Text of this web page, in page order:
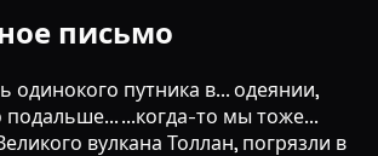
письмо
одинокого путника в... одеянии,
...когда-то мы тоже...
вулкана Толлан, погрязли в